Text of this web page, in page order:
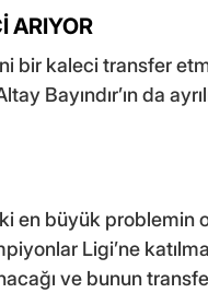
ARIYOR
bir kaleci transfer
Bayındır’ın da
en büyük problemin
Ligi’ne
ve bunun